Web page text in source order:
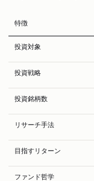
特徴
投資対象
投資戦略
投資銘柄数
リサーチ手法
目指すリターン
ファンド哲学